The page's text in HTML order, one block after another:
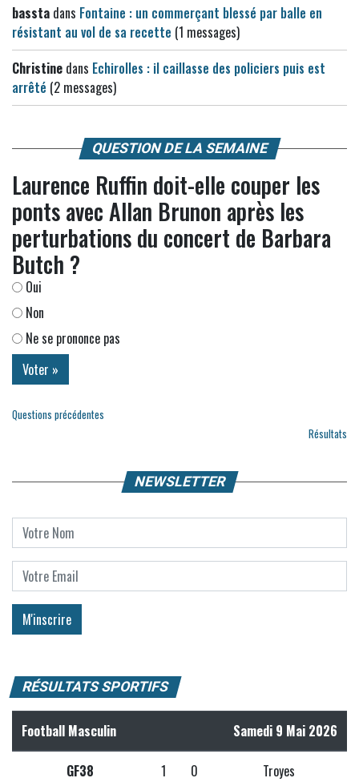
bassta dans Fontaine : un commerçant blessé par balle en
résistant au vol de sa recette (1 messages)
Christine dans Echirolles : il caillasse des policiers puis est
arrêté (2 messages)
QUESTION DE LA SEMAINE
Laurence Ruffin doit-elle couper les
ponts avec Allan Brunon après les
perturbations du concert de Barbara
Butch ?
Oui
Non
Ne se prononce pas
Questions précédentes
Résultats
NEWSLETTER
RÉSULTATS SPORTIFS
Football Masculin Samedi 9 Mai 2026
GF38 1 0 Troyes